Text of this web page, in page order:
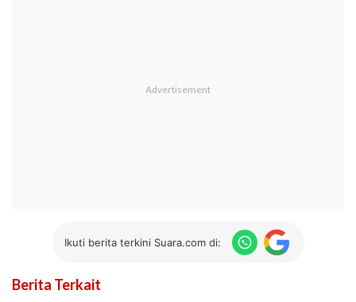
Ikuti berita terkini Suara.com di:
Berita Terkait